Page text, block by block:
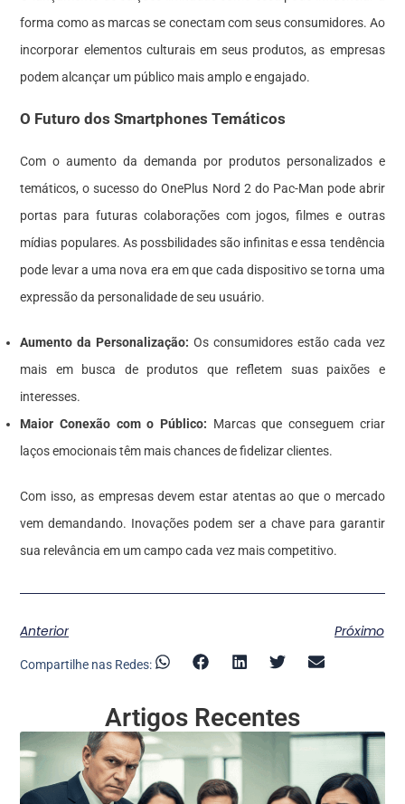
forma como as marcas se conectam com seus consumidores. Ao
incorporar elementos culturais em seus produtos, as empresas
podem alcançar um público mais amplo e engajado.
O Futuro dos Smartphones Temáticos
Com o aumento da demanda por produtos personalizados e
temáticos, o sucesso do OnePlus Nord 2 do Pac-Man pode abrir
portas para futuras colaborações com jogos, filmes e outras
mídias populares. As possbilidades são infinitas e essa tendência
pode levar a uma nova era em que cada dispositivo se torna uma
expressão da personalidade de seu usuário.
Aumento da Personalização: Os consumidores estão cada vez
mais em busca de produtos que refletem suas paixões e
interesses.
Maior Conexão com o Público: Marcas que conseguem criar
laços emocionais têm mais chances de fidelizar clientes.
Com isso, as empresas devem estar atentas ao que o mercado
vem demandando. Inovações podem ser a chave para garantir
sua relevância em um campo cada vez mais competitivo.
Anterior Próximo
Compartilhe nas Redes:
Artigos Recentes